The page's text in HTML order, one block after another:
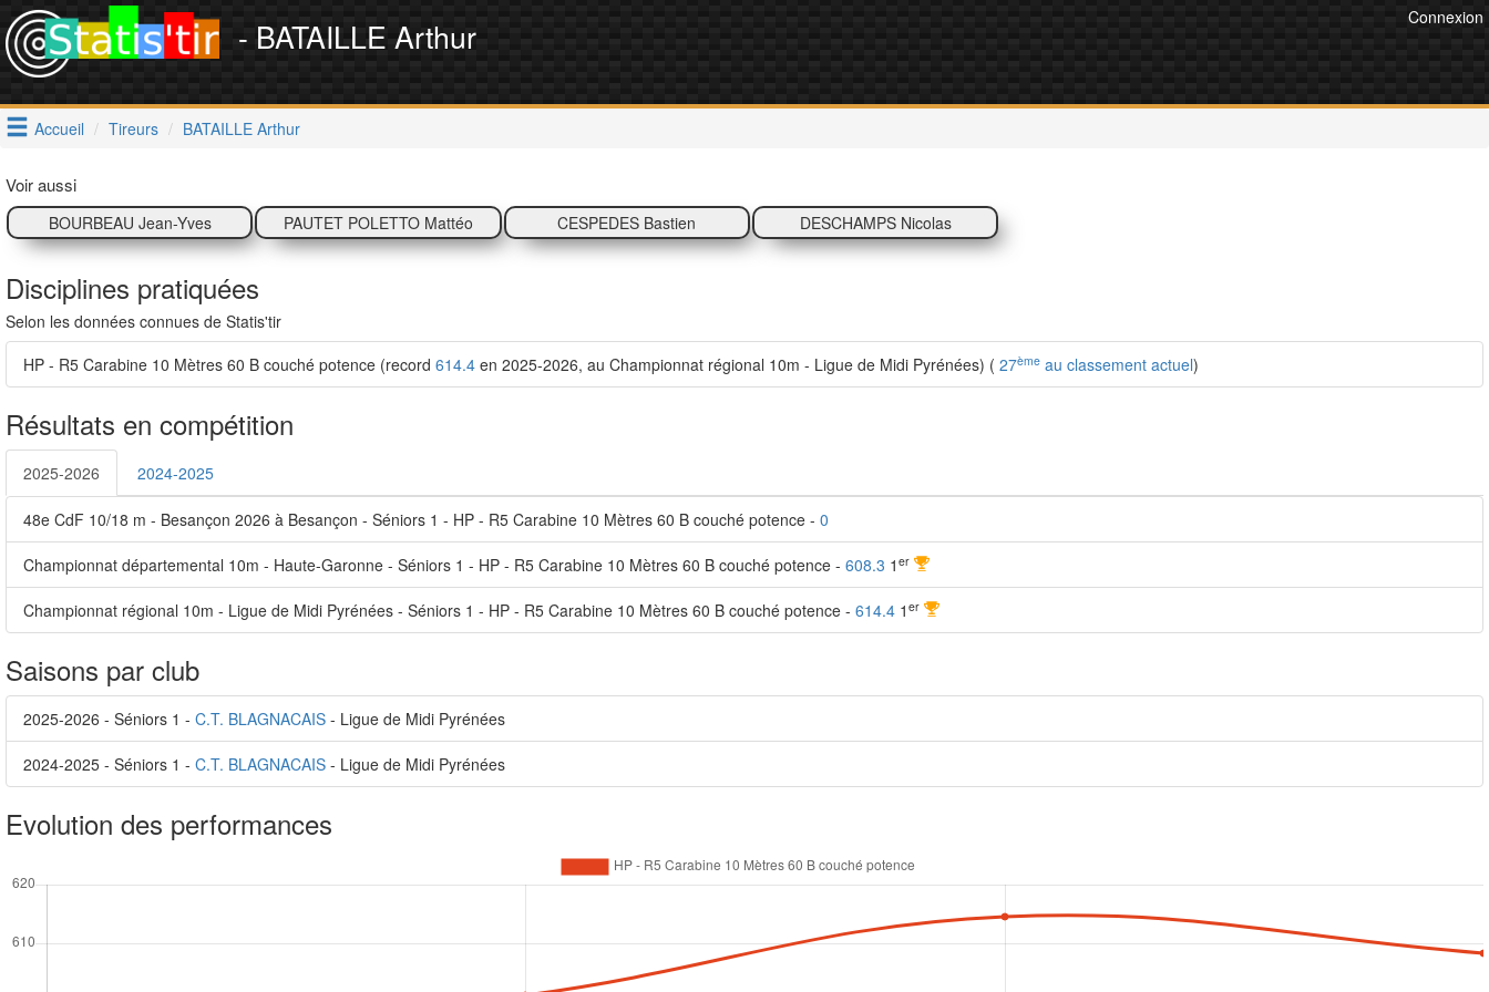
Connexion
- BATAILLE Arthur
Accueil Tireurs BATAILLE Arthur
Voir aussi
BOURBEAU Jean-Yves PAUTET POLETTO Mattéo CESPEDES Bastien DESCHAMPS Nicolas
Disciplines pratiquées
Selon les données connues de Statis'tir
HP - R5 Carabine 10 Mètres 60 B couché potence (record 614.4 en 2025-2026, au Championnat régional 10m - Ligue de Midi Pyrénées) ( 27ème au classement actuel)
Résultats en compétition
2025-2026 2024-2025
48e CdF 10/18 m - Besançon 2026 à Besançon - Séniors 1 - HP - R5 Carabine 10 Mètres 60 B couché potence - 0
Championnat départemental 10m - Haute-Garonne - Séniors 1 - HP - R5 Carabine 10 Mètres 60 B couché potence - 608.3 1 er
Championnat régional 10m - Ligue de Midi Pyrénées - Séniors 1 - HP - R5 Carabine 10 Mètres 60 B couché potence - 614.4 1 er
Saisons par club
2025-2026 - Séniors 1 - C.T. BLAGNACAIS - Ligue de Midi Pyrénées
2024-2025 - Séniors 1 - C.T. BLAGNACAIS - Ligue de Midi Pyrénées
Evolution des performances